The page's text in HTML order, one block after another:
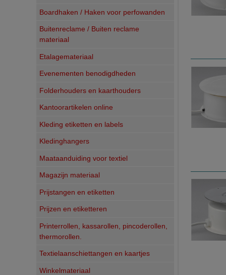
Boardhaken / Haken voor perfowanden
Buitenreclame / Buiten reclame
materiaal
Etalagemateriaal
Evenementen benodigdheden
Folderhouders en kaarthouders
Kantoorartikelen online
Kleding etiketten en labels
Kledinghangers
Maataanduiding voor textiel
Magazijn materiaal
Prijstangen en etiketten
Prijzen en etiketteren
Printerrollen, kassarollen, pincoderollen,
thermorollen.
Textielaanschiettangen en kaartjes
Winkelmateriaal